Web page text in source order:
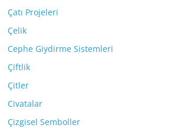
Çatı Projeleri
Çelik
Cephe Giydirme Sistemleri
Çiftlik
Çitler
Civatalar
Çizgisel Semboller